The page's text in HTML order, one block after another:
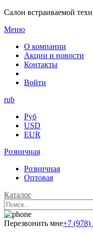
Салон встраиваемой
Меню
О компании
Акции и новости
Контакты
Войти
rub
Руб
USD
EUR
Розничная
Розничная
Оптовая
Каталог
Перезвонить мне+7 (978)